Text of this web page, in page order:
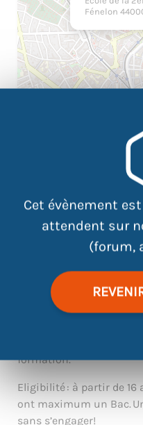
Cet évènement
attendent sur
(forum,
Fénelon
INTRIGUE
Venez découvrir ce
formation.
Eligibilité : à partir de 16
ont maximum un Bac.
sans s’engager!